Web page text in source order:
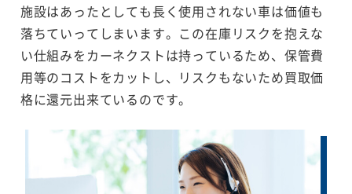
施設はあったとしても長く使用されない車は価値も
落ちていってしまいます。この在庫リスクを抱えな
い仕組みをカーネクストは持っているため、保管費
用等のコストをカットし、リスクもないため買取価
格に還元出来ているのです。